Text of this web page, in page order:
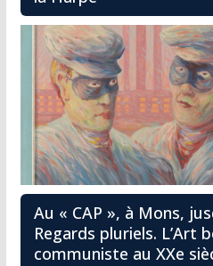
Au « CAP », à Mons,
Regards pluriels. L’Art
communiste au XXe